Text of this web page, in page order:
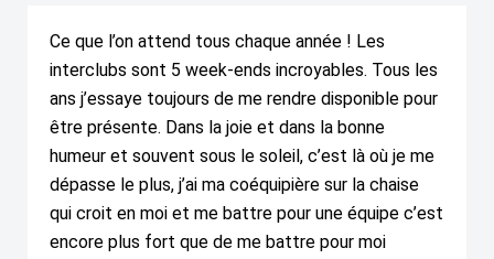
Ce que l’on attend tous chaque année ! Les
interclubs sont 5 week-ends incroyables. Tous les
ans j’essaye toujours de me rendre disponible pour
être présente. Dans la joie et dans la bonne
humeur et souvent sous le soleil, c’est là où je me
dépasse le plus, j’ai ma coéquipière sur la chaise
qui croit en moi et me battre pour une équipe c’est
encore plus fort que de me battre pour moi